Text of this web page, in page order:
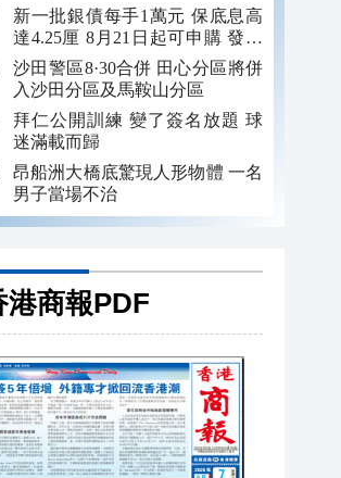
新一批銀債每手1萬元 保底息高
達4.25厘 8月21日起可申購 發行
金額最多550億
沙田警區8·30合併 田心分區將併
入沙田分區及馬鞍山分區
拜仁公開訓練 變了簽名放題 球
迷滿載而歸
昂船洲大橋底驚現人形物體 一名
男子當場不治
港商報PDF